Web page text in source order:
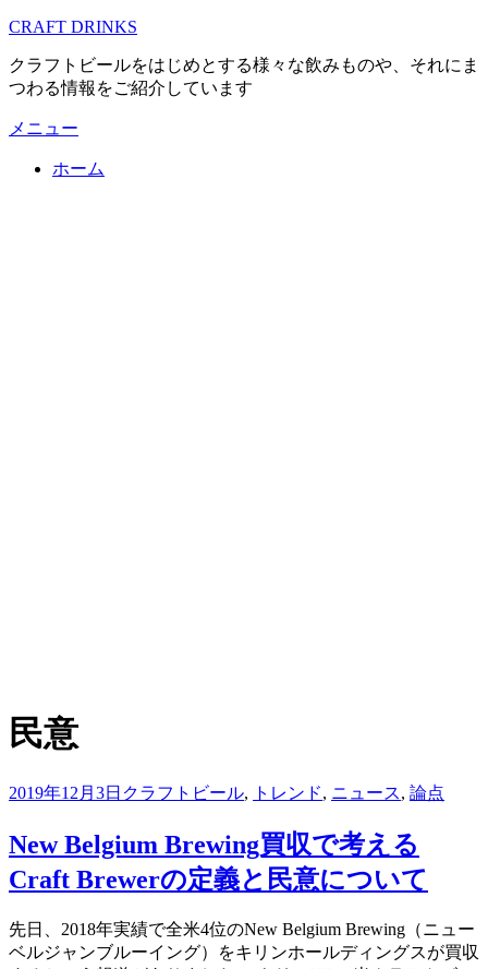
コ
テ
ン
ツ
へ
CRAFT DRINKS
クラフトビールをはじめとする様々な飲みものや、それにま
つわる情報をご紹介しています
メニュー
ホーム
タグ
:
民意
投
日:
2019年12月3日 クラフトビール, トレンド, ニュース, 論点
New Belgium Brewing買収で考える
Craft Brewerの定義と民意について
投稿者master
先日、2018年実績で全米4位のNew Belgium Brewing（ニュー
ベルジャンブルーイング）をキリンホールディングスが買収